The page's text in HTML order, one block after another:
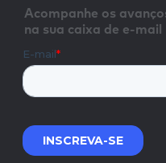
Acompanhe os
na sua caixa de e-mail